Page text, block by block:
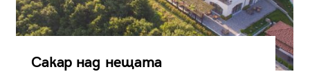
Сакар над нещата